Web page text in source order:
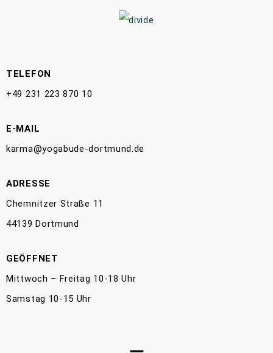
TELEFON
+49 231 223 870 10
E-MAIL
karma@yogabude-dortmund.de
ADRESSE
Chemnitzer Straße 11
44139 Dortmund
GEÖFFNET
Mittwoch – Freitag 10-18 Uhr
Samstag 10-15 Uhr